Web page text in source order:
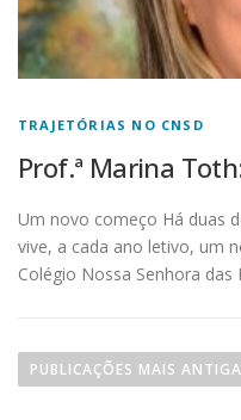
TRAJETÓRIAS NO CNSD
Prof.ª Marina
Um novo começo Há duas
vive, a cada ano letivo, um
Colégio Nossa Senhora
aPUBLICAÇÕES MAIS